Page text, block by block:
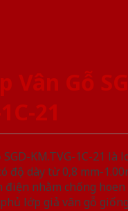
Vân Gỗ
21
KM.TVG-1C-21 là
độ dày từ 0,8 mm-
nhằm chống hoen
lớp giả vân gỗ